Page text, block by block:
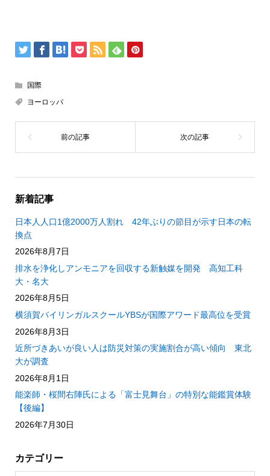
国際
ヨーロッパ
新着記事
日本人人口1億2000万人割れ 42年ぶりの節目が示す日本の転
換点
2026年8月7日
排水を浄化しアンモニアを回収する新触媒を開発 高知工科
大・名大
2026年8月5日
横須賀バイリンガルスクールYBSが国際アワード最高位を受賞
2026年8月3日
近所づきあいが良い人は防災対策の実施割合が高い傾向 東北
大が調査
2026年8月1日
能楽師・桜間右陣氏による「富士見舞台」の特別な能鑑賞体験
【後編】
2026年7月30日
カテゴリー